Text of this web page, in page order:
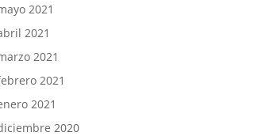
2021
2021
2021
2021
2021
2020